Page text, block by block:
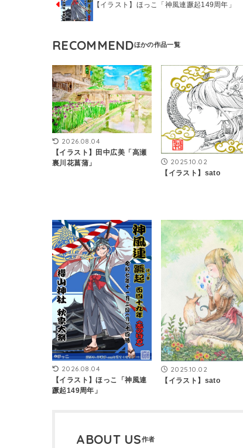
【イラスト】ほっこ「神風連蹶起149周年」
RECOMMEND
2026.08.04
【イラスト】田中広美「高瀬
裏川花菖蒲」
2025.10.02
【イラスト】sato
2026.08.04
【イラスト】ほっこ「神風連
蹶起149周年」
2025.10.02
【イラスト】sato
ABOUT US